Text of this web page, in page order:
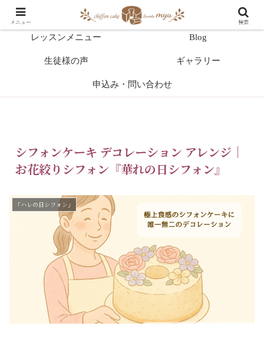
教室案内
レッスンメニュー Blog
生徒様の声 ギャラリー
申込み・問い合わせ
シフォンケーキ デコレーション アレンジ｜
お花絞りシフォン『華れの日シフォン』
「ハレの日シフォン」
メニュー 検索